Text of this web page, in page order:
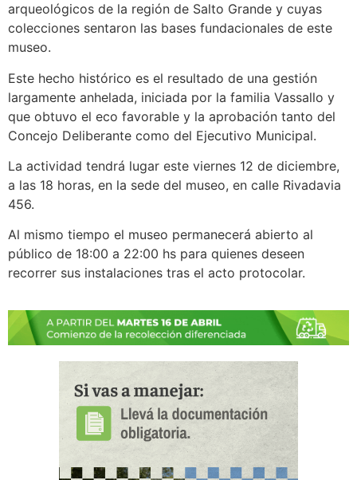
arqueológicos de la región de Salto Grande y cuyas
colecciones sentaron las bases fundacionales de este
museo.
Este hecho histórico es el resultado de una gestión
largamente anhelada, iniciada por la familia Vassallo y
que obtuvo el eco favorable y la aprobación tanto del
Concejo Deliberante como del Ejecutivo Municipal.
La actividad tendrá lugar este viernes 12 de diciembre,
a las 18 horas, en la sede del museo, en calle Rivadavia
456.
Al mismo tiempo el museo permanecerá abierto al
público de 18:00 a 22:00 hs para quienes deseen
recorrer sus instalaciones tras el acto protocolar.